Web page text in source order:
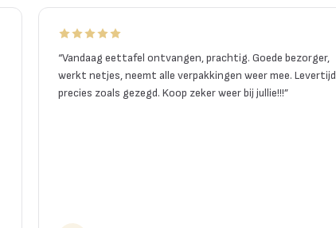
“Vandaag eettafel ontvangen, prachtig. Goede bezorger,
werkt netjes, neemt alle verpakkingen weer mee. Levertijd
precies zoals gezegd. Koop zeker weer bij jullie!!!”